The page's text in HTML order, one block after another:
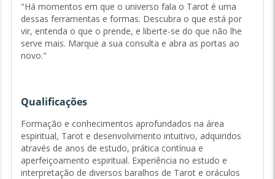
"Há momentos em que o universo fala o Tarot é uma
dessas ferramentas e formas. Descubra o que está por
vir, entenda o que o prende, e liberte-se do que não lhe
serve mais. Marque a sua consulta e abra as portas ao
novo."
Qualificações
Formação e conhecimentos aprofundados na área
espiritual, Tarot e desenvolvimento intuitivo, adquiridos
através de anos de estudo, prática contínua e
aperfeiçoamento espiritual. Experiência no estudo e
interpretação de diversos baralhos de Tarot e oráculos